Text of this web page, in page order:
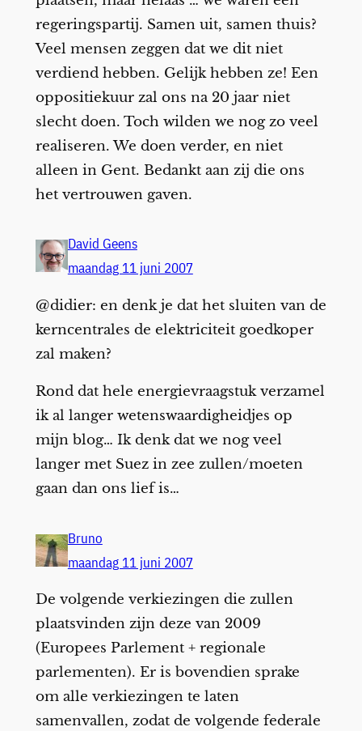
regeringspartij. Samen uit, samen thuis?
Veel mensen zeggen dat we dit niet
verdiend hebben. Gelijk hebben ze! Een
oppositiekuur zal ons na 20 jaar niet
slecht doen. Toch wilden we nog zo veel
realiseren. We doen verder, en niet
alleen in Gent. Bedankt aan zij die ons
het vertrouwen gaven.
David Geens
maandag 11 juni 2007
@didier: en denk je dat het sluiten van de
kerncentrales de elektriciteit goedkoper
zal maken?
Rond dat hele energievraagstuk verzamel
ik al langer wetenswaardigheidjes op
mijn blog… Ik denk dat we nog veel
langer met Suez in zee zullen/moeten
gaan dan ons lief is…
Bruno
maandag 11 juni 2007
De volgende verkiezingen die zullen
plaatsvinden zijn deze van 2009
(Europees Parlement + regionale
parlementen). Er is bovendien sprake
om alle verkiezingen te laten
samenvallen, zodat de volgende federale